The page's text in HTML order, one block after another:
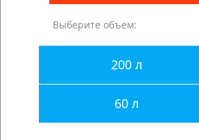
Выберите объем:
200 л
60 л